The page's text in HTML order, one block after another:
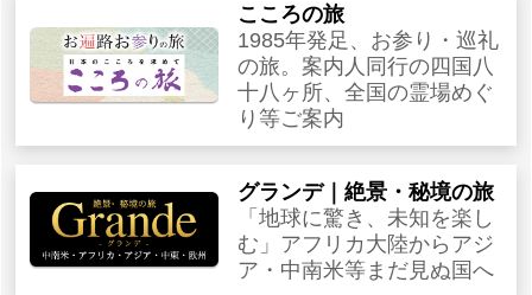
こころの旅
1985年発足、お参り・巡礼
の旅。案内人同行の四国八
十八ヶ所、全国の霊場めぐ
り等ご案内
グランデ｜絶景・秘境の旅
「地球に驚き、未知を楽し
む」アフリカ大陸からアジ
ア・中南米等まだ見ぬ国へ